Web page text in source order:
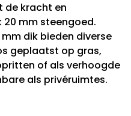
de kracht en
mm steengoed.
dik bieden diverse
geplaatst op gras,
of als verhoogde
als privéruimtes.